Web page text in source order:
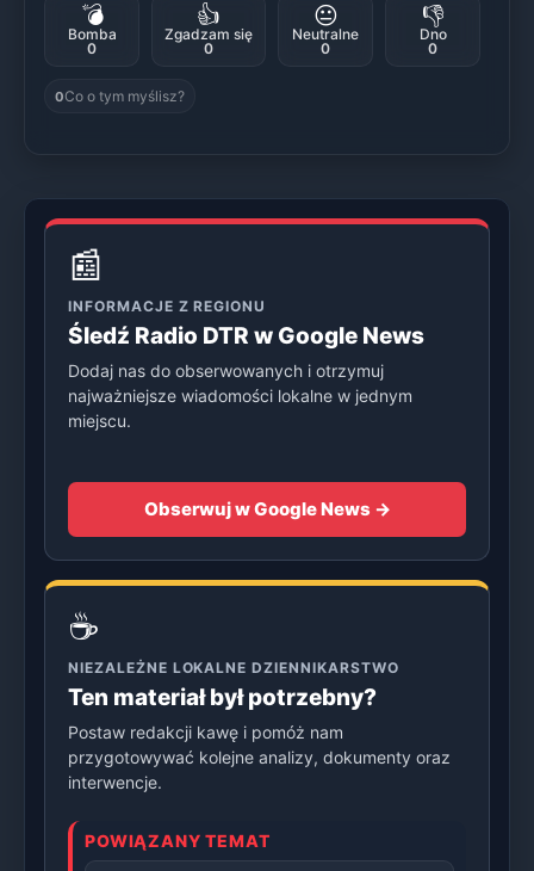
💣
Bomba
0
👍
Zgadzam się
0
😐
Neutralne
0
👎
Dno
0
0Co o tym myślisz?
📰
INFORMACJE Z REGIONU
Śledź Radio DTR w Google News
Dodaj nas do obserwowanych i otrzymuj
najważniejsze wiadomości lokalne w jednym
miejscu.
Obserwuj w Google News →
☕
NIEZALEŻNE LOKALNE DZIENNIKARSTWO
Ten materiał był potrzebny?
Postaw redakcji kawę i pomóż nam
przygotowywać kolejne analizy, dokumenty oraz
interwencje.
POWIĄZANY TEMAT